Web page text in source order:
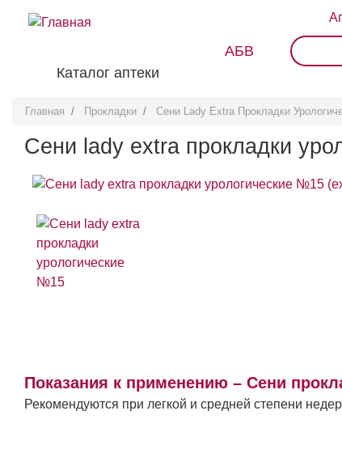
содержаниюКаталог аптеки
АБВ
2
Главная Прокладки Сени Lady Еxtra Прокладки
Сени lady еxtra прокладки
Показания к применению – Сени
Рекомендуются при легкой и средней степени